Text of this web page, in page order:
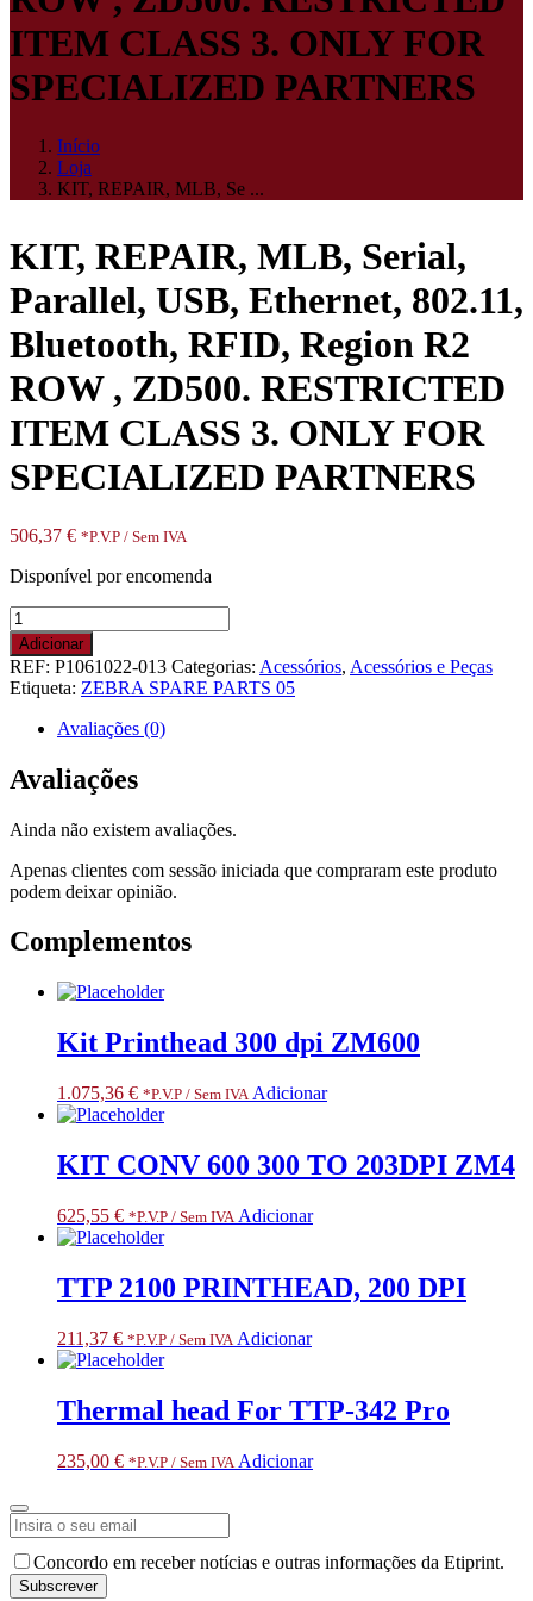
ITEM CLASS 3. ONLY FOR
SPECIALIZED PARTNERS
Início
Loja
KIT, REPAIR, MLB, Se ...
KIT, REPAIR, MLB, Serial,
Parallel, USB, Ethernet, 802.11,
Bluetooth, RFID, Region R2
ROW , ZD500. RESTRICTED
ITEM CLASS 3. ONLY FOR
SPECIALIZED PARTNERS
506,37 € *P.V.P / Sem IVA
Disponível por encomenda
Quantidade
de
KIT,
REPAIR,
MLB,
Serial,
Parallel,
USB,
Ethernet,
Bluetooth,
Region
R2
,
RESTRICTED
ITEM
SPECIALIZED
PARTNERS
Adicionar
REF: P1061022-013 Categorias: Acessórios, Acessórios e Peças
Etiqueta: ZEBRA SPARE PARTS 05
Avaliações (0)
Avaliações
Ainda não existem avaliações.
Apenas clientes com sessão iniciada que compraram este produto
podem deixar opinião.
Complementos
Kit Printhead 300 dpi ZM600
1.075,36 € *P.V.P / Sem IVA Adicionar
KIT CONV 600 300 TO 203DPI ZM4
625,55 € *P.V.P / Sem IVA Adicionar
TTP 2100 PRINTHEAD, 200 DPI
211,37 € *P.V.P / Sem IVA Adicionar
Thermal head For TTP-342 Pro
235,00 € *P.V.P / Sem IVA Adicionar
Name*
Concordo em receber notícias e outras informações da Etiprint.
Subscrever